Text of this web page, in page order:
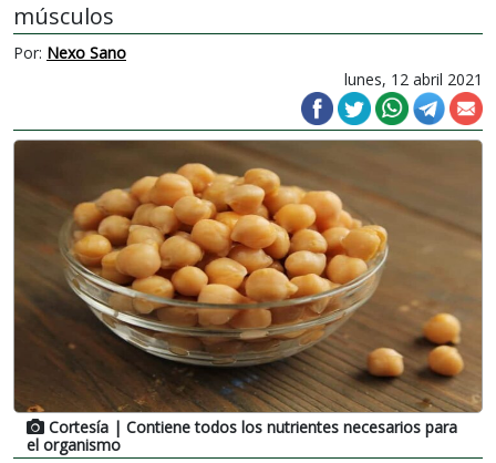
músculos
Por: Nexo Sano
lunes, 12 abril 2021
Cortesía | Contiene todos los nutrientes necesarios para
el organismo